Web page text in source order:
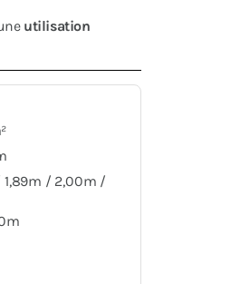
utilisation
1,89m / 2,00m /